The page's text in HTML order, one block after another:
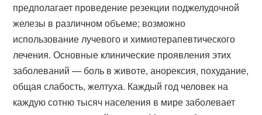
предполагает проведение резекции поджелудочной
железы в различном объеме; возможно
использование лучевого и химиотерапевтического
лечения. Основные клинические проявления этих
заболеваний — боль в животе, анорексия, похудание,
общая слабость, желтуха. Каждый год человек на
каждую сотню тысяч населения в мире заболевает